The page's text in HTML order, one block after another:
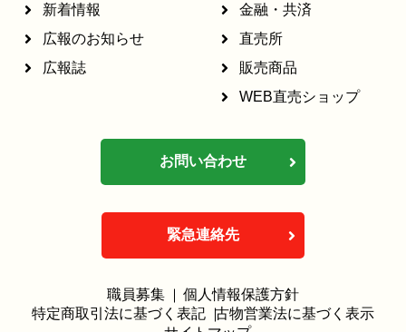
新着情報
広報のお知らせ
広報誌
金融・共済
直売所
販売商品
WEB直売ショップ
お問い合わせ
緊急連絡先
職員募集
個人情報保護方針
特定商取引法に基づく表記 古物営業法に基づく表示